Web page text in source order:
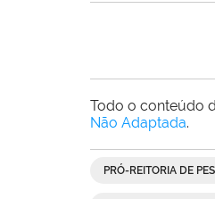
Todo o conteúdo
Não Adaptada.
PRÓ-REITORIA DE